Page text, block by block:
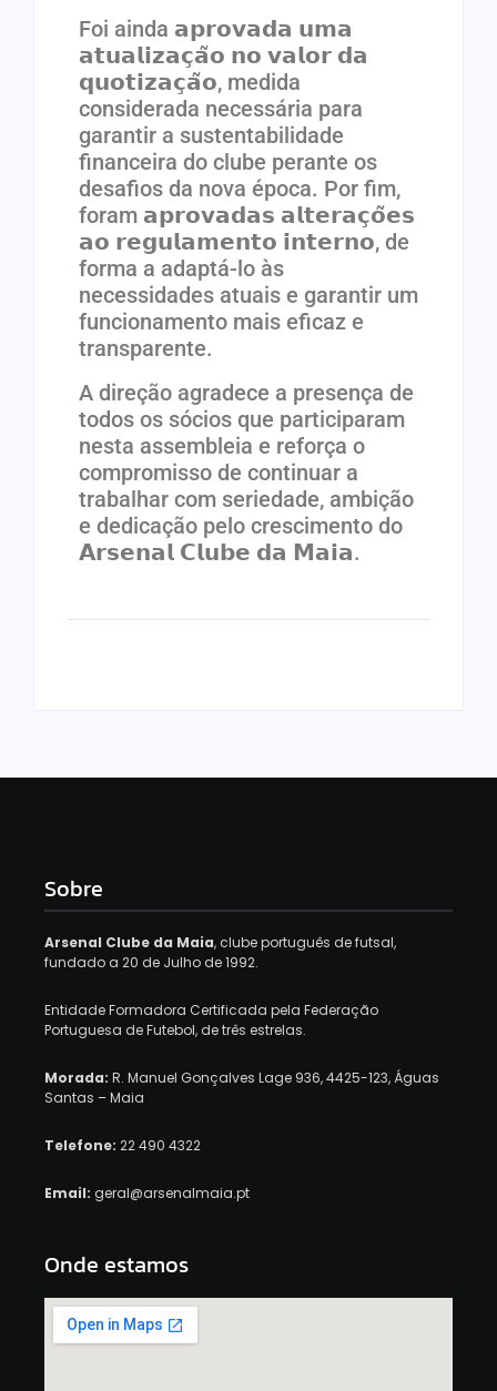
Foi ainda 𝗮𝗽𝗿𝗼𝘃𝗮𝗱𝗮 𝘂𝗺𝗮
𝗮𝘁𝘂𝗮𝗹𝗶𝘇𝗮𝗰̧𝗮̃𝗼 𝗻𝗼 𝘃𝗮𝗹𝗼𝗿 𝗱𝗮
𝗾𝘂𝗼𝘁𝗶𝘇𝗮𝗰̧𝗮̃𝗼, medida
considerada necessária para
garantir a sustentabilidade
financeira do clube perante os
desafios da nova época. Por fim,
foram 𝗮𝗽𝗿𝗼𝘃𝗮𝗱𝗮𝘀 𝗮𝗹𝘁𝗲𝗿𝗮𝗰̧𝗼̃𝗲𝘀
𝗮𝗼 𝗿𝗲𝗴𝘂𝗹𝗮𝗺𝗲𝗻𝘁𝗼 𝗶𝗻𝘁𝗲𝗿𝗻𝗼, de
forma a adaptá-lo às
necessidades atuais e garantir um
funcionamento mais eficaz e
transparente.
A direção agradece a presença de
todos os sócios que participaram
nesta assembleia e reforça o
compromisso de continuar a
trabalhar com seriedade, ambição
e dedicação pelo crescimento do
𝗔𝗿𝘀𝗲𝗻𝗮𝗹 𝗖𝗹𝘂𝗯𝗲 𝗱𝗮 𝗠𝗮𝗶𝗮.
Sobre
Arsenal Clube da Maia, clube português de futsal,
fundado a 20 de Julho de 1992.
Entidade Formadora Certificada pela Federação
Portuguesa de Futebol, de três estrelas.
Morada: R. Manuel Gonçalves Lage 936, 4425-123, Águas
Santas – Maia
Telefone: 22 490 4322
Email: geral@arsenalmaia.pt
Onde estamos